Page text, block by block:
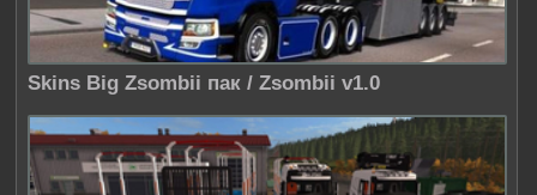
Skins Big Zsombii пак / Zsombii v1.0